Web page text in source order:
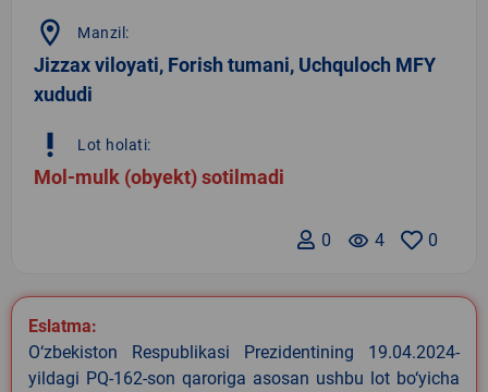
location_on Manzil:
Jizzax viloyati, Forish tumani, Uchquloch MFY
xududi
priority_high Lot holati:
Mol-mulk (obyekt) sotilmadi
0
remove_red_eye 4
0
Eslatma:
O‘zbekiston Respublikasi Prezidentining 19.04.2024-
yildagi PQ-162-son qaroriga asosan ushbu lot bo‘yicha